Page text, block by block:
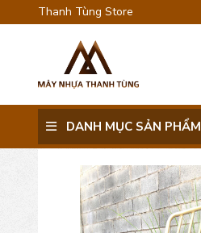
Thanh Tùng Store
DANH MỤC SẢN PHẨM